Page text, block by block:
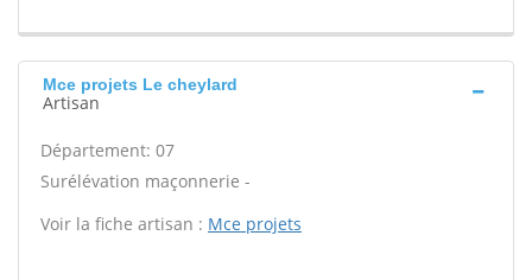
Mce projets Le cheylard
Artisan
Département: 07
Surélévation maçonnerie -
Voir la fiche artisan : Mce projets